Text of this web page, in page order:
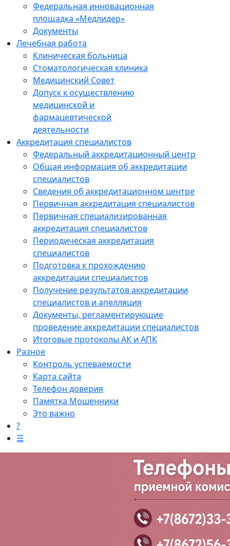
Федеральная инновационная
площадка «Медлидер»
Документы
Лечебная работа
Клиническая больница
Стоматологическая клиника
Медицинский Совет
Допуск к осуществлению
медицинской и
фармацевтической
деятельности
Аккредитация специалистов
Федеральный аккредитационный центр
Общая информация об аккредитации
специалистов
Сведения об аккредитационном центре
Первичная аккредитация специалистов
Первичная специализированная
аккредитация специалистов
Периодическая аккредитация
специалистов
Подготовка к прохождению
аккредитации специалистов
Получение результатов аккредитации
специалистов и апелляция
Документы, регламентирующие
проведение аккредитации специалистов
Итоговые протоколы АК и АПК
Разное
Контроль успеваемости
Карта сайта
Телефон доверия
Памятка Мошенники
Это важно
?
☰